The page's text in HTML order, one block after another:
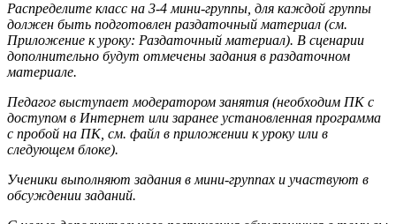
Распределите класс на 3-4 мини-группы, для каждой группы
должен быть подготовлен раздаточный материал (см.
Приложение к уроку: Раздаточный материал). В сценарии
дополнительно будут отмечены задания в раздаточном
материале.
Педагог выступает модератором занятия (необходим ПК с
доступом в Интернет или заранее установленная программа
с пробой на ПК, см. файл в приложении к уроку или в
следующем блоке).
Ученики выполняют задания в мини-группах и участвуют в
обсуждении заданий.